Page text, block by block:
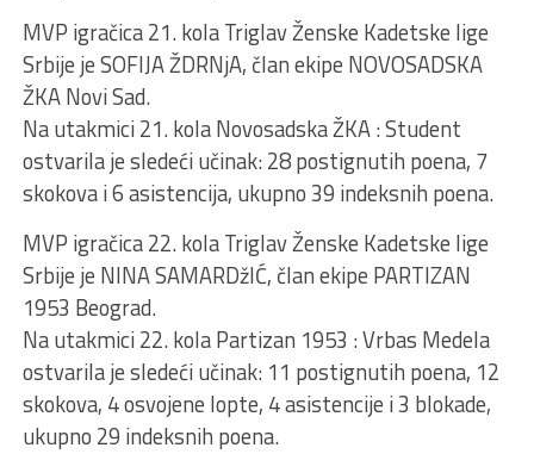
MVP igračica 21. kola Triglav Ženske Kadetske lige
Srbije je SOFIJA ŽDRNjA, član ekipe NOVOSADSKA
ŽKA Novi Sad.
Na utakmici 21. kola Novosadska ŽKA : Student
ostvarila je sledeći učinak: 28 postignutih poena, 7
skokova i 6 asistencija, ukupno 39 indeksnih poena.
MVP igračica 22. kola Triglav Ženske Kadetske lige
Srbije je NINA SAMARDžIĆ, član ekipe PARTIZAN
1953 Beograd.
Na utakmici 22. kola Partizan 1953 : Vrbas Medela
ostvarila je sledeći učinak: 11 postignutih poena, 12
skokova, 4 osvojene lopte, 4 asistencije i 3 blokade,
ukupno 29 indeksnih poena.